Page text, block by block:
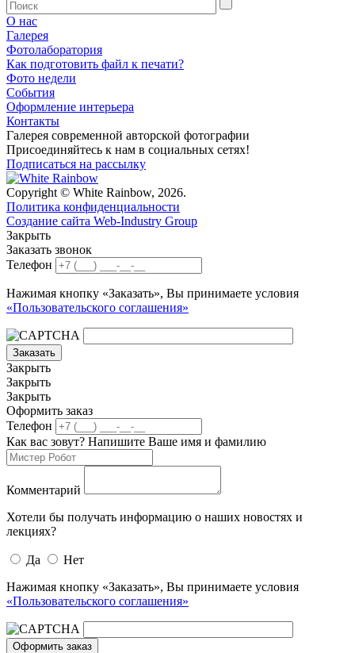
О нас
Галерея
Фотолаборатория
Как подготовить файл к печати?
Фото недели
События
Оформление интерьера
Контакты
Галерея современной авторской фотографии
Присоединяйтесь к нам в социальных сетях!
Подписаться на рассылку
Copyright © White Rainbow, 2026.
Политика конфиденциальности
Создание сайта Web-Industry Group
Закрыть
Заказать звонок
Телефон
Нажимая кнопку «Заказать», Вы принимаете условия
«Пользовательского соглашения»
Заказать
Закрыть
Закрыть
Закрыть
Оформить заказ
Телефон
Как вас зовут? Напишите Ваше имя и фамилию
Комментарий
Хотели бы получать информацию о наших новостях и
лекциях?
Да
Нет
Нажимая кнопку «Заказать», Вы принимаете условия
«Пользовательского соглашения»
Оформить заказ